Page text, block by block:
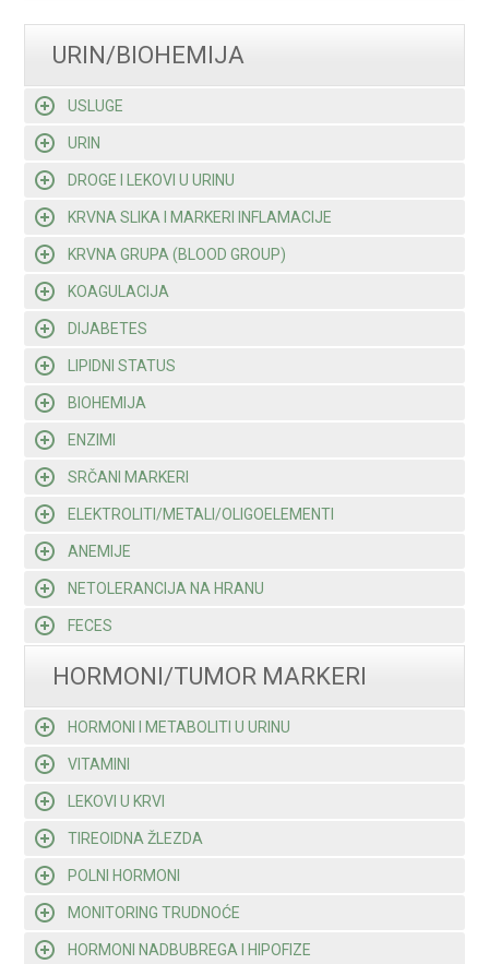
URIN/BIOHEMIJA
USLUGE
URIN
DROGE I LEKOVI U URINU
KRVNA SLIKA I MARKERI INFLAMACIJE
KRVNA GRUPA (BLOOD GROUP)
KOAGULACIJA
DIJABETES
LIPIDNI STATUS
BIOHEMIJA
ENZIMI
SRČANI MARKERI
ELEKTROLITI/METALI/OLIGOELEMENTI
ANEMIJE
NETOLERANCIJA NA HRANU
FECES
HORMONI/TUMOR MARKERI
HORMONI I METABOLITI U URINU
VITAMINI
LEKOVI U KRVI
TIREOIDNA ŽLEZDA
POLNI HORMONI
MONITORING TRUDNOĆE
HORMONI NADBUBREGA I HIPOFIZE